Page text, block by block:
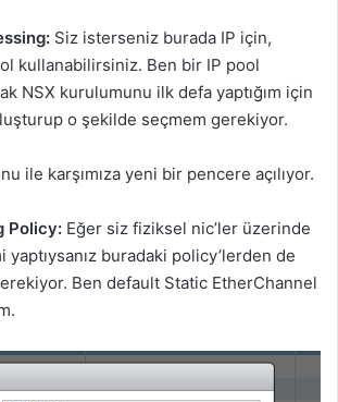
Siz isterseniz burada IP için,
kullanabilirsiniz. Ben bir IP pool
NSX kurulumunu ilk defa yaptığım için
o şekilde seçmem gerekiyor.
ile karşımıza yeni bir pencere açılıyor.
Policy: Eğer siz fiziksel nic’ler üzerinde
buradaki policy’lerden de
Ben default Static EtherChannel